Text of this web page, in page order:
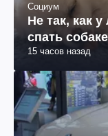
Социум
Не так, как
спать
15 часов назад